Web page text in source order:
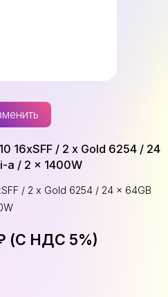
16xSFF / 2 x Gold 6254 / 24
a / 2 x 1400W
/ 2 x Gold 6254 / 24 x 64GB
₽ (С НДС 5%)